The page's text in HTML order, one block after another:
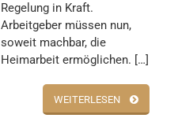
Regelung in Kraft.
Arbeitgeber müssen nun,
soweit machbar, die
Heimarbeit ermöglichen. […]
WEITERLESEN